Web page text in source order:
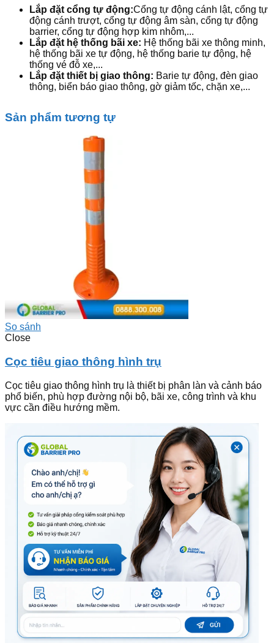
Lắp đặt cổng tự động:Cổng tự động cánh lật, cổng tự
động cánh trượt, cổng tự động âm sàn, cổng tự động
barrier, cổng tự động hợp kim nhôm,...
Lắp đặt hệ thống bãi xe: Hệ thống bãi xe thông minh,
hệ thống bãi xe tự động, hệ thống barie tự động, hệ
thống vé đỗ xe,...
Lắp đặt thiết bị giao thông: Barie tự động, đèn giao
thông, biển báo giao thông, gờ giảm tốc, chặn xe,...
Sản phẩm tương tự
So sánh
Close
Cọc tiêu giao thông hình trụ
Cọc tiêu giao thông hình trụ là thiết bị phân làn và cảnh báo
phổ biến, phù hợp đường nội bộ, bãi xe, công trình và khu
vực cần điều hướng mềm.